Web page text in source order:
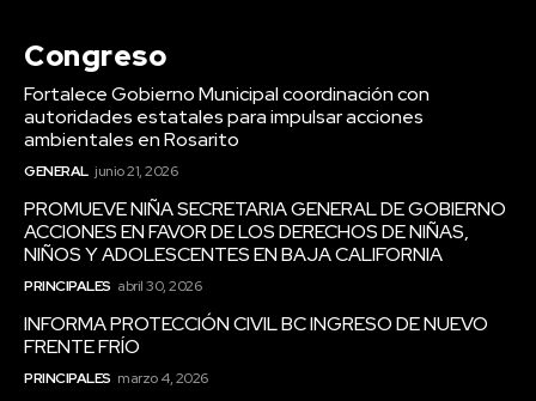
Congreso
Fortalece Gobierno Municipal coordinación con
autoridades estatales para impulsar acciones
ambientales en Rosarito
GENERAL junio 21, 2026
PROMUEVE NIÑA SECRETARIA GENERAL DE GOBIERNO
ACCIONES EN FAVOR DE LOS DERECHOS DE NIÑAS,
NIÑOS Y ADOLESCENTES EN BAJA CALIFORNIA
PRINCIPALES abril 30, 2026
INFORMA PROTECCIÓN CIVIL BC INGRESO DE NUEVO
FRENTE FRÍO
PRINCIPALES marzo 4, 2026